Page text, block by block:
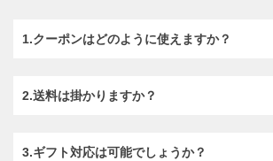
1.クーポンはどのように使えますか？
2.送料は掛かりますか？
3.ギフト対応は可能でしょうか？